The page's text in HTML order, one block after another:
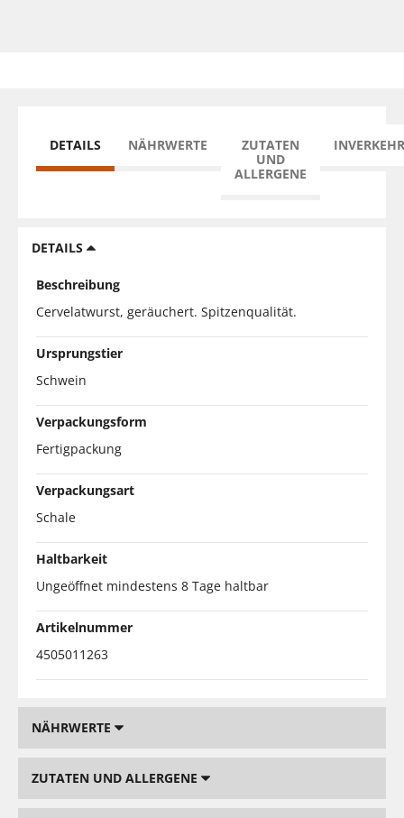
DETAILS NÄHRWERTE
ZUTATEN
UND
ALLERGENE
DETAILS
Beschreibung
Cervelatwurst, geräuchert. Spitzenqualität.
Ursprungstier
Schwein
Verpackungsform
Fertigpackung
Verpackungsart
Schale
Haltbarkeit
Ungeöffnet mindestens 8 Tage haltbar
Artikelnummer
4505011263
NÄHRWERTE
ZUTATEN UND ALLERGENE